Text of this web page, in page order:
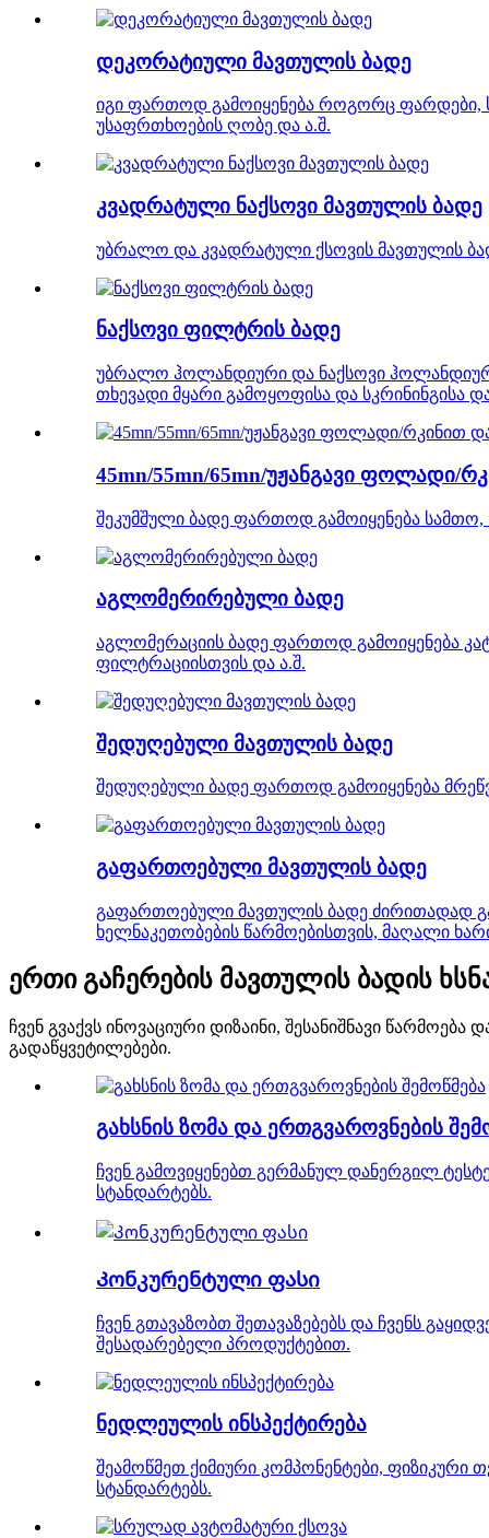
დეკორატიული მავთულის ბადე
იგი ფართოდ გამოიყენება როგორც ფარდები,
უსაფრთხოების ღობე და ა.შ.
კვადრატული ნაქსოვი მავთულის ბადე
უბრალო და კვადრატული ქსოვის მავთულის
ნაქსოვი ფილტრის ბადე
უბრალო ჰოლანდიური და ნაქსოვი
თხევადი მყარი გამოყოფისა და სკრინინგისა
45mn/55mn/65mn/უჟანგავი ფოლადი/
შეკუმშული ბადე ფართოდ გამოიყენება სამთო,
აგლომერირებული ბადე
აგლომერაციის ბადე ფართოდ გამოიყენება
ფილტრაციისთვის და ა.შ.
შედუღებული მავთულის ბადე
შედუღებული ბადე ფართოდ გამოიყენება
გაფართოებული მავთულის ბადე
გაფართოებული მავთულის ბადე ძირითადად
ხელნაკეთობების წარმოებისთვის, მაღალი
ერთი გაჩერების მავთულის ბადის
ჩვენ გვაქვს ინოვაციური დიზაინი, შესანიშნავი
გადაწყვეტილებები.
გახსნის ზომა და ერთგვაროვნების
ჩვენ გამოვიყენებთ გერმანულ დანერგილ
სტანდარტებს.
Კონკურენტული ფასი
ჩვენ გთავაზობთ შეთავაზებებს და ჩვენს
შესადარებელი პროდუქტებით.
ნედლეულის ინსპექტირება
შეამოწმეთ ქიმიური კომპონენტები,
სტანდარტებს.